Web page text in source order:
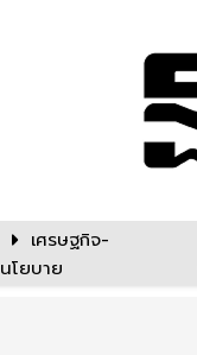
เศรษฐกิจ-
นโยบาย